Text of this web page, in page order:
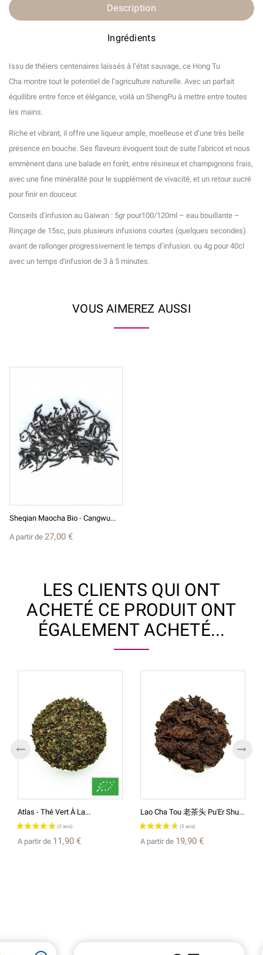
Description
Ingrédients
Issu de théiers centenaires laissés à l’état sauvage, ce Hong Tu
Cha montre tout le potentiel de l’agriculture naturelle. Avec un parfait
équilibre entre force et élégance, voilà un ShengPu à mettre entre toutes
les mains.
Riche et vibrant, il offre une liqueur ample, moelleuse et d’une très belle
présence en bouche. Ses flaveurs évoquent tout de suite l'abricot et nous
emmènent dans une balade en forêt, entre résineux et champignons frais,
avec une fine minéralité pour le supplément de vivacité, et un retour sucré
pour finir en douceur.
Conseils d’infusion au Gaiwan : 5gr pour100/120ml – eau bouillante –
Rinçage de 15sc, puis plusieurs infusions courtes (quelques secondes)
avant de rallonger progressivement le temps d’infusion. ou 4g pour 40cl
avec un temps d'infusion de 3 à 5 minutes.
VOUS AIMEREZ AUSSI
Sheqian Maocha Bio - Cangwu...
A partir de 27,00 €
LES CLIENTS QUI ONT
ACHETÉ CE PRODUIT ONT
ÉGALEMENT ACHETÉ...
Atlas - Thé Vert À La...
A partir de 11,90 €
Lao Cha Tou 老茶头 Pu'Er Shu...
A partir de 19,90 €